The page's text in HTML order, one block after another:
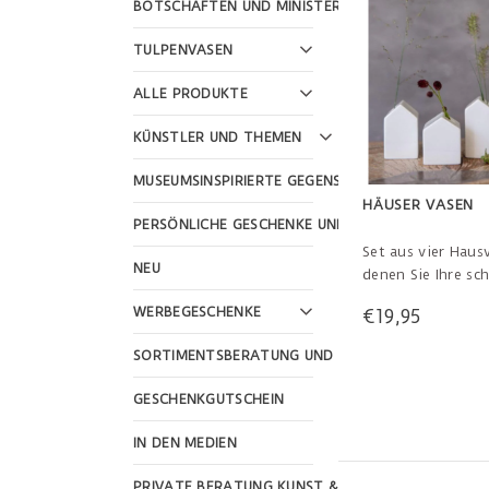
BOTSCHAFTEN UND MINISTERIEN
TULPENVASEN
ALLE PRODUKTE
KÜNSTLER UND THEMEN
MUSEUMSINSPIRIERTE GEGENSTÄNDE
PERSÖNLICHE GESCHENKE UND FEIERTAGE
NEU
WERBEGESCHENKE
SORTIMENTSBERATUNG UND WEBSHOP-
GESCHENKGUTSCHEIN
IN DEN MEDIEN
HÄUSER VASEN
Set aus vier
denen Sie Ihre
ganz besondere
€19,95